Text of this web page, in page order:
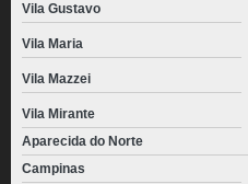
Vila Gustavo
Vila Maria
Vila Mazzei
Vila Mirante
Aparecida do Norte
Campinas